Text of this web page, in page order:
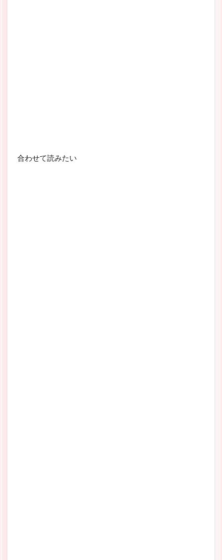
合わせて読みたい